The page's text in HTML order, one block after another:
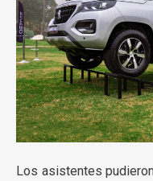
Los asistentes